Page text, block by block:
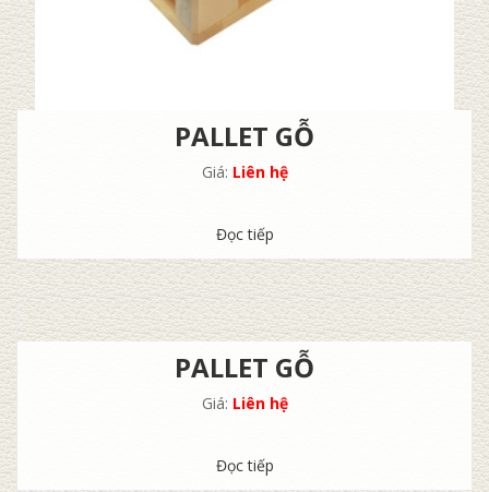
PALLET GỖ
Giá: Liên hệ
Đọc tiếp
PALLET GỖ
Giá: Liên hệ
Đọc tiếp